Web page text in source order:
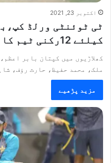
اکتوبر 23, 2021
ٹی ٹوئنٹی ورلڈ
کیلئے 12رکنی ٹیم کا اعلان
کھلاڑیوں میں کپتان بابر
ملک، محمد حفیظ، حارث رؤف،
مزید پڑھیے